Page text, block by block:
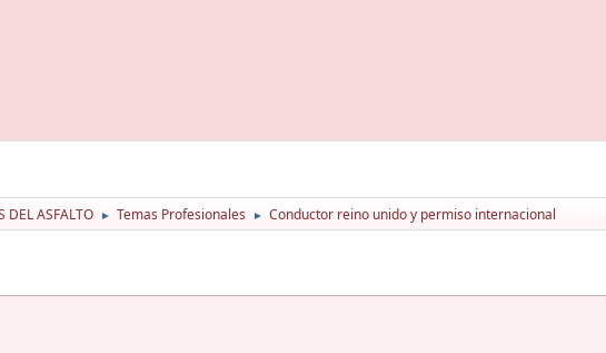
DEL ASFALTO ► Temas Profesionales ► Conductor reino unido y permiso internacional